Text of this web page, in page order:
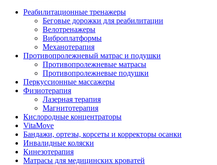
Реабилитационные тренажеры
Беговые дорожки для реабилитации
Велотренажеры
Виброплатформы
Механотерапия
Противопролежневый матрас и подушки
Противопролежневые матрасы
Противопролежневые подушки
Перкуссионные массажеры
Физиотерапия
Лазерная терапия
Магнитотерапия
Кислородные концентраторы
VitaMove
Бандажи, ортезы, корсеты и корректоры осанки
Инвалидные коляски
Кинезотерапия
Матрасы для медицинских кроватей